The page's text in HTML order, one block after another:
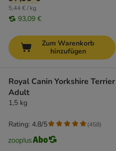
5,44 € / kg
93,09 €
Zum Warenkorb
hinzufügen
Royal Canin Yorkshire Terrier
Adult
1,5 kg
Rating: 4.8/5 (458)